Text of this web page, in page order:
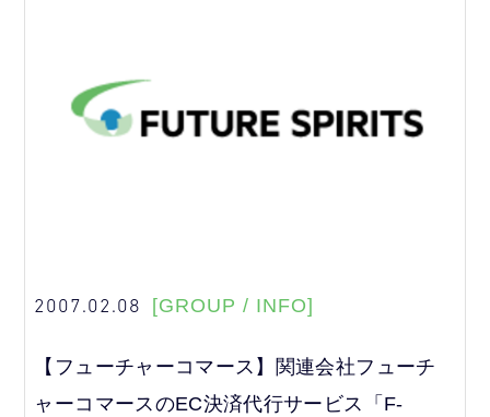
2007.02.08 [GROUP / INFO]
【フューチャーコマース】関連会社フューチ
ャーコマースのEC決済代行サービス「F-